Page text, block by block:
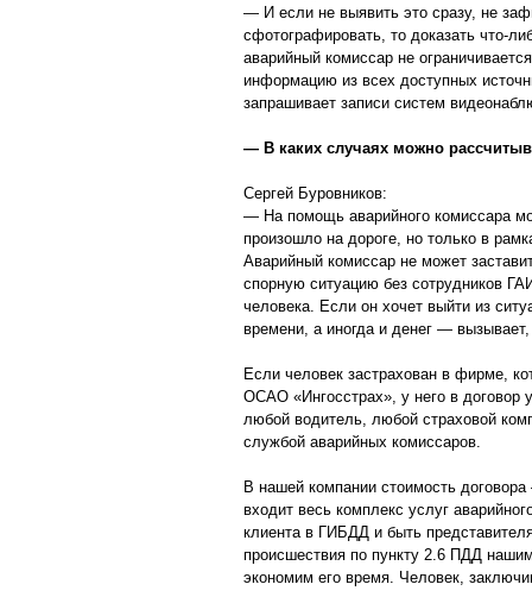
— И если не выявить это сразу, не
сфотографировать, то доказать что-
аварийный комиссар не
информацию из всех доступных
запрашивает записи систем
— В каких случаях можно
Сергей Буровников:
— На помощь аварийного комиссара
произошло на дороге, но только в
Аварийный комиссар не может
спорную ситуацию без сотрудников
человека. Если он хочет выйти из
времени, а иногда и денег —
Если человек застрахован в фирме,
ОСАО «Ингосстрах», у него в договор
любой водитель, любой страховой
службой аварийных комиссаров.
В нашей компании стоимость
входит весь комплекс услуг
клиента в ГИБДД и быть
происшествия по пункту 2.6 ПДД
экономим его время. Человек,